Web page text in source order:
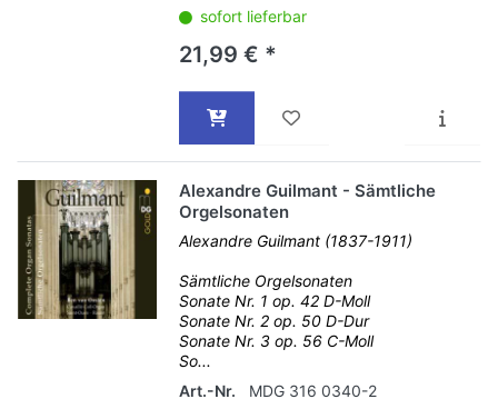
sofort lieferbar
21,99 € *
Alexandre Guilmant - Sämtliche
Orgelsonaten
Alexandre Guilmant (1837-1911)
Sämtliche Orgelsonaten
Sonate Nr. 1 op. 42 D-Moll
Sonate Nr. 2 op. 50 D-Dur
Sonate Nr. 3 op. 56 C-Moll
So...
Art.-Nr.
MDG 316 0340-2